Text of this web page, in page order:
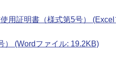
用証明書（様式第5号）
） (Wordファイル: 19.2KB)